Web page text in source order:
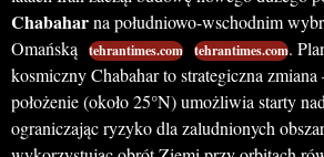
Chabaharna południowo-wschodnim
Omańską tehrantimes.com tehrantimes.com.
kosmiczny Chabahar to strategiczna zmiana
położenie (około 25°N) umożliwia starty
ograniczając ryzyko dla zaludnionych